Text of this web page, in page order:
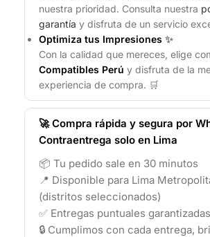
nuestra prioridad. Consulta nuestra
garantía y disfruta de un servicio
Optimiza tus Impresiones ✨
Con la calidad que mereces, elige
Compatibles Perú y disfruta de la
experiencia de compra. 🛒
🚀 Compra rápida y segura por
Contraentrega solo en Lima
📦 Tu pedido sale en 30 minutos
📍 Disponible para Lima
(distritos seleccionados)
✅ Entregas puntuales garantizadas
🔒 Cumplimos con cada entrega,